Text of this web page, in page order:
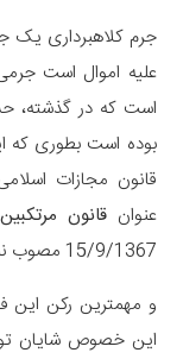
جرم کلاهبرداری یک
علیه اموال است
است که در گذشته،
بوده است بطوری که
قانون مجازات
عنوانقانون
15/9/1367 مصوب نموده است .
و مهمترین رکن این
این خصوص شایان